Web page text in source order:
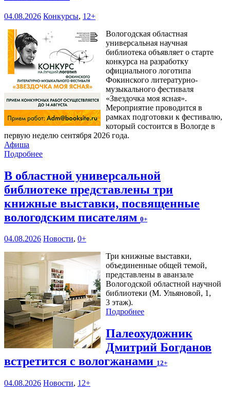
04.08.2026 Конкурсы, 12+
Вологодская областная
универсальная научная
библиотека объявляет о старте
конкурса на разработку
официального логотипа
Фокинского литературно-
музыкального фестиваля
«Звездочка моя ясная».
Мероприятие проводится в
рамках подготовки к фестивалю,
который состоится в Вологде в
первую неделю сентября 2026 года.
Афиша
Подробнее
В областной универсальной
библиотеке представлены три
книжные выставки, посвященные
вологодским писателям 0+
04.08.2026 Новости, 0+
Три книжные выставки,
объединенные общей темой,
представлены в аванзале
Вологодской областной научной
библиотеки (М. Ульяновой, 1,
3 этаж).
Подробнее
Палеохудожник
Дмитрий Богданов
встретится с вологжанами 12+
04.08.2026 Новости, 12+